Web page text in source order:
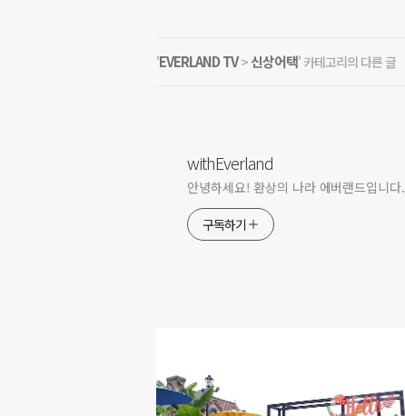
'EVERLAND TV> 신상어택' 카테고리의 다른 글
withEverland
안녕하세요! 환상의 나라 에버랜드입니다.
구독하기